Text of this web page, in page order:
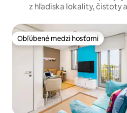
z hľadiska lokality, čistoty
Obľúbené medzi hosťami
Obľúbené medzi hosťami